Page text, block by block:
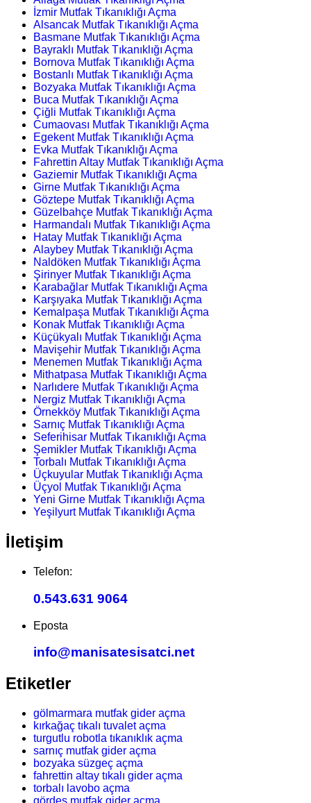
İzmir Mutfak Tıkanıklığı Açma
Alsancak Mutfak Tıkanıklığı Açma
Basmane Mutfak Tıkanıklığı Açma
Bayraklı Mutfak Tıkanıklığı Açma
Bornova Mutfak Tıkanıklığı Açma
Bostanlı Mutfak Tıkanıklığı Açma
Bozyaka Mutfak Tıkanıklığı Açma
Buca Mutfak Tıkanıklığı Açma
Çiğli Mutfak Tıkanıklığı Açma
Cumaovası Mutfak Tıkanıklığı Açma
Egekent Mutfak Tıkanıklığı Açma
Evka Mutfak Tıkanıklığı Açma
Fahrettin Altay Mutfak Tıkanıklığı Açma
Gaziemir Mutfak Tıkanıklığı Açma
Girne Mutfak Tıkanıklığı Açma
Göztepe Mutfak Tıkanıklığı Açma
Güzelbahçe Mutfak Tıkanıklığı Açma
Harmandalı Mutfak Tıkanıklığı Açma
Hatay Mutfak Tıkanıklığı Açma
Alaybey Mutfak Tıkanıklığı Açma
Naldöken Mutfak Tıkanıklığı Açma
Şirinyer Mutfak Tıkanıklığı Açma
Karabağlar Mutfak Tıkanıklığı Açma
Karşıyaka Mutfak Tıkanıklığı Açma
Kemalpaşa Mutfak Tıkanıklığı Açma
Konak Mutfak Tıkanıklığı Açma
Küçükyalı Mutfak Tıkanıklığı Açma
Mavişehir Mutfak Tıkanıklığı Açma
Menemen Mutfak Tıkanıklığı Açma
Mithatpasa Mutfak Tıkanıklığı Açma
Narlıdere Mutfak Tıkanıklığı Açma
Nergiz Mutfak Tıkanıklığı Açma
Örnekköy Mutfak Tıkanıklığı Açma
Sarnıç Mutfak Tıkanıklığı Açma
Seferihisar Mutfak Tıkanıklığı Açma
Şemikler Mutfak Tıkanıklığı Açma
Torbalı Mutfak Tıkanıklığı Açma
Üçkuyular Mutfak Tıkanıklığı Açma
Üçyol Mutfak Tıkanıklığı Açma
Yeni Girne Mutfak Tıkanıklığı Açma
Yeşilyurt Mutfak Tıkanıklığı Açma
İletişim
Telefon:
0.543.631 9064
Eposta
info@manisatesisatci.net
Etiketler
gölmarmara mutfak gider açma
kırkağaç tıkalı tuvalet açma
turgutlu robotla tıkanıklık açma
sarnıç mutfak gider açma
bozyaka süzgeç açma
fahrettin altay tıkalı gider açma
torbalı lavobo açma